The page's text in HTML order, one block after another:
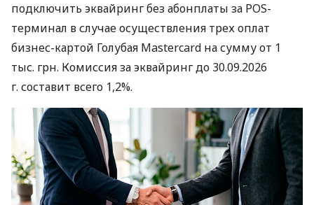
подключить эквайринг без абонплаты за POS-
терминал в случае осуществления трех оплат
бизнес-картой Голубая Mastercard на сумму от 1
тыс. грн. Комиссия за эквайринг до 30.09.2026
г. составит всего 1,2%.